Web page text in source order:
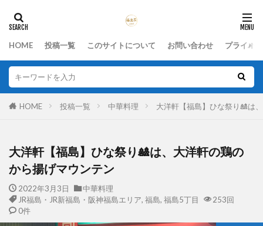
HOME 投稿一覧 このサイトについて お問い合わせ プライバ
HOME 投稿一覧 中華料理 大洋軒【福島】ひな祭り🎎は
大洋軒【福島】ひな祭り🎎は、大洋軒の鶏の
から揚げマウンテン
2022年3月3日
中華料理
JR福島・JR新福島・阪神福島エリア, 福島, 福島5丁目
253回
0件